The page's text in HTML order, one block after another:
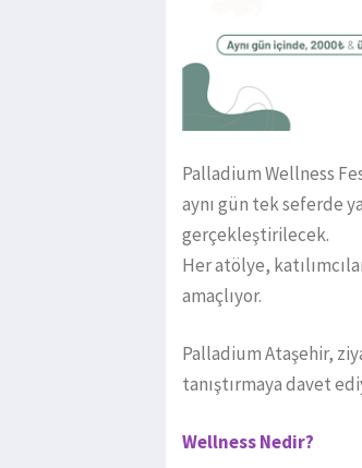
Palladium Wellness
aynı gün tek seferde
gerçekleştirilecek.
Her atölye,
amaçlıyor.
Palladium Ataşehir,
tanıştırmaya davet
Wellness Nedir?